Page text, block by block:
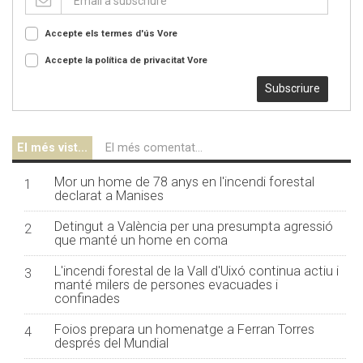
Accepte els termes d'ús Vore
Accepte la política de privacitat Vore
Subscriure
El més vist... El més comentat...
1
Mor un home de 78 anys en l'incendi forestal
declarat a Manises
2
Detingut a València per una presumpta agressió
que manté un home en coma
3
L'incendi forestal de la Vall d'Uixó continua actiu i
manté milers de persones evacuades i
confinades
4
Foios prepara un homenatge a Ferran Torres
després del Mundial